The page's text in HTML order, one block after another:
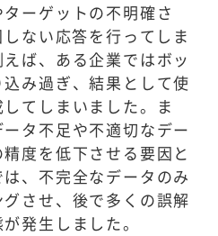
ーゲットの不明確さ
ない応答を行ってしま
ば、ある企業ではボッ
み過ぎ、結果として使
てしまいました。ま
タ不足や不適切なデー
度を低下させる要因と
、不完全なデータのみ
させ、後で多くの誤解
発生しました。